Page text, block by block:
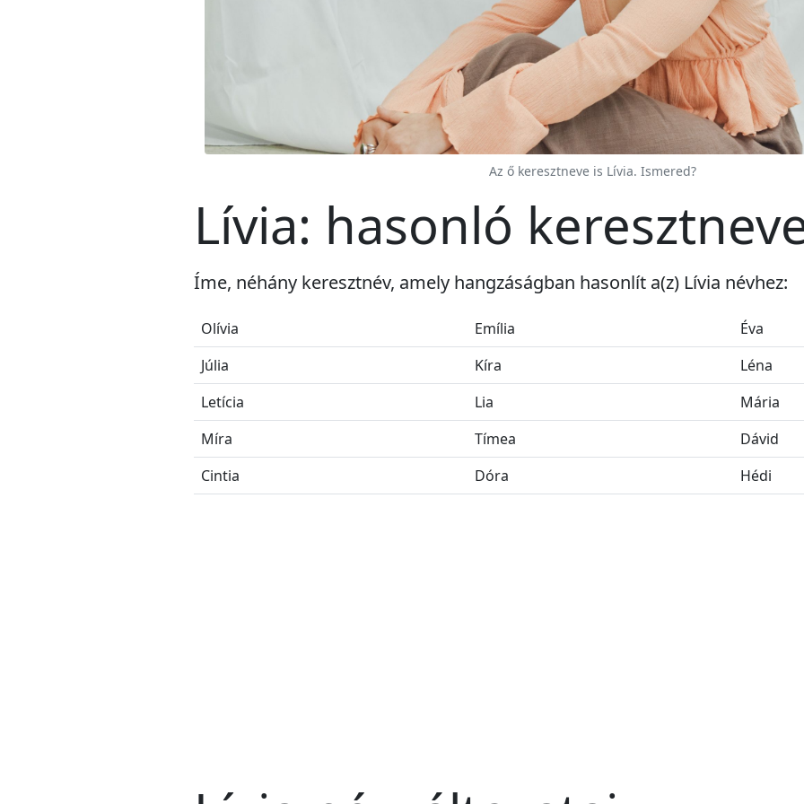
Az ő keresztneve is Lívia. Ismered?
Lívia: hasonló
Íme, néhány keresztnév, amely hangzáságban hasonlít a(z) Lívia névhez:
Olívia Emília
Éva
Júlia
Kíra
Léna
Letícia
Lia
Mária
Míra
Tímea
Dávid
Cintia
Dóra Hédi